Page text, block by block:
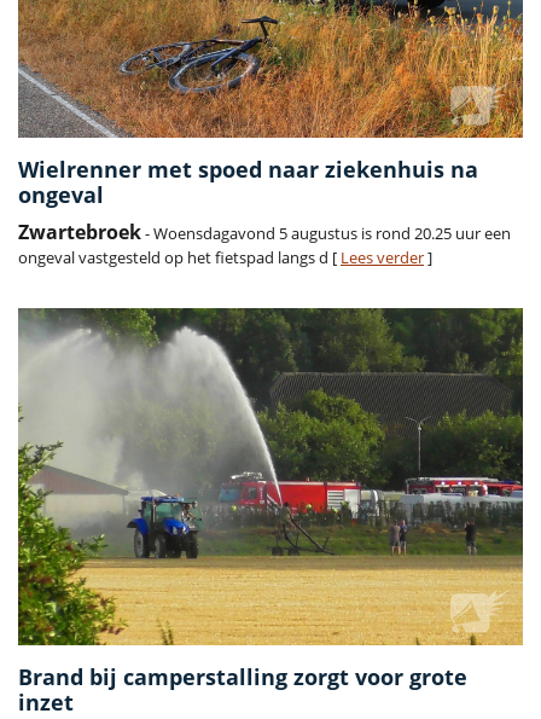
Wielrenner met spoed naar ziekenhuis na
ongeval
Zwartebroek- Woensdagavond 5 augustus is rond 20.25 uur een
ongeval vastgesteld op het fietspad langs d [ Lees verder]
Brand bij camperstalling zorgt voor grote
inzet